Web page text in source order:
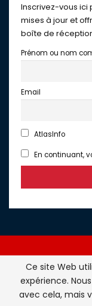
Inscrivez-vous ici
mises à jour et
boîte de
Prénom ou nom
Email
AtlasInfo
En continuant,
Atlasinfo.fr :
Maghreb ©
Ce site Web
expérience.
avec cela, mais